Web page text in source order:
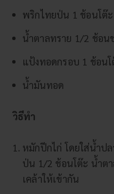
พริกไทยป่น 1 ช้อนโต๊ะ
น้ำตาลทราย 1/2 ช้อน
แป้งทอดกรอบ 1 ช้อน
น้ำมันทอด
วิธีทำ
หมักปีกไก่ โดยใส่น้ำป
ป่น 1/2 ช้อนโต๊ะ น้ำต
เคล้าให้เข้ากัน